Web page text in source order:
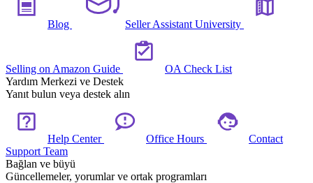
Blog Seller Assistant University
Selling on Amazon Guide
OA Check List
Yardım Merkezi ve Destek
Yanıt bulun veya destek alın
Help Center Office Hours
Contact
Support Team
Bağlan ve büyü
Güncellemeler, yorumlar ve ortak programları